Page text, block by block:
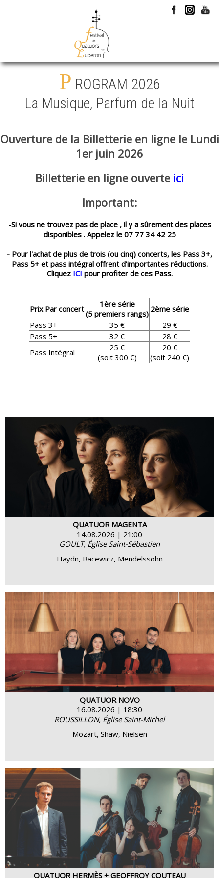
P ROGRAM 2026
La Musique, Parfum de la Nuit
Ouverture de la Billetterie en ligne le Lundi
1er juin 2026
Billetterie en ligne ouverte ici
Important:
-Si vous ne trouvez pas de place , il y a sûrement des places
disponibles . Appelez le 07 77 34 42 25
- Pour l'achat de plus de trois (ou cinq) concerts, les Pass 3+,
Pass 5+ et pass intégral offrent d'importantes réductions.
Cliquez ICI pour profiter de ces Pass.
Prix Par concert
1ère série
(5 premiers rangs) 2ème série
Pass 3+
35 €
29 €
Pass 5+
32 €
28 €
Pass Intégral
25 €
(soit 300 €)
20 €
(soit 240 €)
QUATUOR MAGENTA
14.08.2026 | 21:00
GOULT, Église Saint-Sébastien
Haydn, Bacewicz, Mendelssohn
MORE INFO
QUATUOR NOVO
16.08.2026 | 18:30
ROUSSILLON, Église Saint-Michel
Mozart, Shaw, Nielsen
BUY MORE INFO
QUATUOR HERMÈS + GEOFFROY COUTEAU
BUY MORE INFO